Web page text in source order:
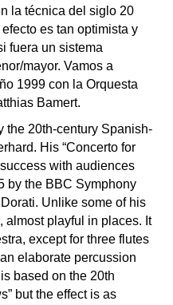
la técnica del siglo 20
efecto es tan optimista y
fuera un sistema
mayor. Vamos a
1999 con la Orquesta
Bamert.
the 20th-century Spanish-
His “Concerto for
with audiences
by the BBC Symphony
Unlike some of his
almost playful in places. It
except for three flutes
elaborate percussion
based on the 20th
but the effect is as